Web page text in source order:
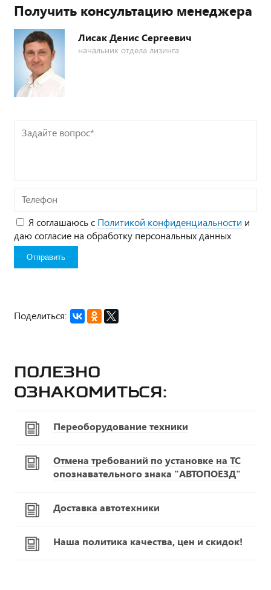
Получить консультацию менеджера
Лисак Денис Сергеевич
начальник отдела лизинга
Задайте
вопрос*
Телефон
Я соглашаюсь с Политикой конфиденциальности и
даю согласие на обработку персональных данных
Поделиться:
Полезно
ознакомиться:
Переоборудование техники
Отмена требований по установке на ТС
опознавательного знака "АВТОПОЕЗД"
Доставка автотехники
Наша политика качества, цен и скидок!